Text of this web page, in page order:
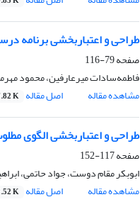
طراحی و اعتباربخشی برنامه
صفحه79-116
فاطمه‌سادات میرعارفین، محمود
مشاهده مقاله
اصل مقاله K
طراحی و اعتباربخشی الگوی
صفحه117-152
ابوبکر مقام دوست، جواد حاتمی،
مشاهده مقاله
اصل مقاله K